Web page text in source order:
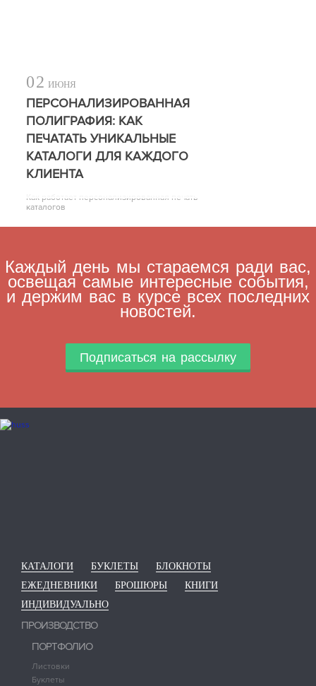
02 ИЮНЯ
ПЕРСОНАЛИЗИРОВАННАЯ
ПОЛИГРАФИЯ: КАК
ПЕЧАТАТЬ УНИКАЛЬНЫЕ
КАТАЛОГИ ДЛЯ КАЖДОГО
КЛИЕНТА
Как работает персонализированная печать
каталогов
Каждый день мы стараемся ради вас,
освещая самые интересные события,
и держим вас в курсе всех последних
новостей.
Подписаться на рассылку
КАТАЛОГИ БУКЛЕТЫ
БЛОКНОТЫ
ЕЖЕДНЕВНИКИ
БРОШЮРЫ
КНИГИ
ИНДИВИДУАЛЬНО
ПРОИЗВОДСТВО
ПОРТФОЛИО
Листовки
Буклеты